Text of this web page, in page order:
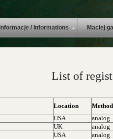
Informacje / Informations Maciej
List of
Location
Method
USA
analog
UK
analog
USA
analog